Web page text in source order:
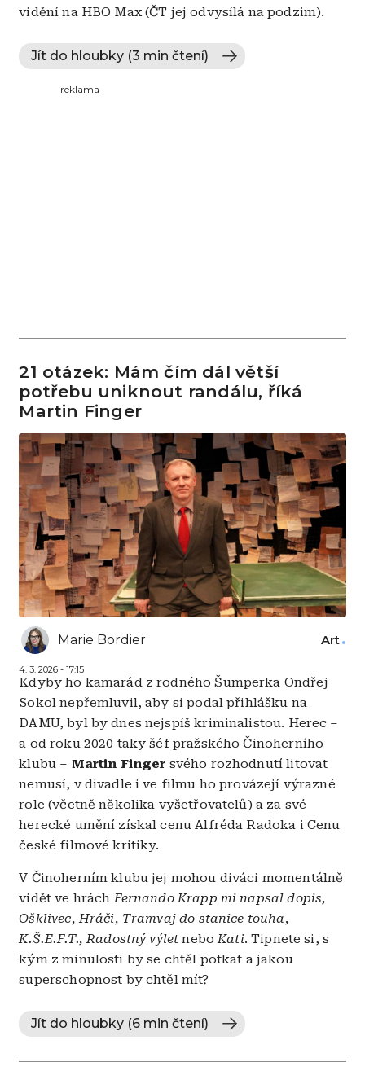
vidění na HBO Max (ČT jej odvysílá na podzim).
Jít do hloubky (3 min čtení)
reklama
21 otázek: Mám čím dál větší
potřebu uniknout randálu, říká
Martin Finger
Marie Bordier
4. 3. 2026 - 17:15
Art
Kdyby ho kamarád z rodného Šumperka Ondřej
Sokol nepřemluvil, aby si podal přihlášku na
DAMU, byl by dnes nejspíš kriminalistou. Herec –
a od roku 2020 taky šéf pražského Činoherního
klubu – Martin Finger svého rozhodnutí litovat
nemusí, v divadle i ve filmu ho provázejí výrazné
role (včetně několika vyšetřovatelů) a za své
herecké umění získal cenu Alfréda Radoka i Cenu
české filmové kritiky.
V Činoherním klubu jej mohou diváci momentálně
vidět ve hráchFernando Krapp mi napsal dopis,
Ošklivec, Hráči, Tramvaj do stanice touha,
K.Š.E.F.T., Radostný výletnebo Kati. Tipnete si, s
kým z minulosti by se chtěl potkat a jakou
superschopnost by chtěl mít?
Jít do hloubky (6 min čtení)